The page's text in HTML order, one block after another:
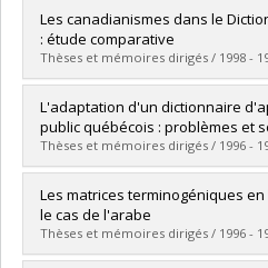
Diplômé(e) :Campbell, Sophie
Cycle : Maîtrise
Diplôme obtenu :M.A.
Lien vers le document dans
Les canadianismes dans le
: étude comparative
Thèses et mémoires dirigés / 1998 -
Diplômé(e) :Grenon-Nyenhuis,
Cycle :Maîtrise
Diplôme obtenu :M.A.
Lien vers le document dans
L'adaptation d'un dictionnaire
public québécois : problèmes et
Thèses et mémoires dirigés / 1996 -
Diplômé(e) :Ouimet, Catherine
Cycle :Maîtrise
Diplôme obtenu :M.A.
Lien vers le document dans
Les matrices terminogéniques
le cas de l'arabe
Thèses et mémoires dirigés / 1996 -